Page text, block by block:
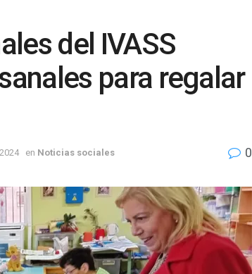
del IVASS
para regalar
en Noticias sociales 0